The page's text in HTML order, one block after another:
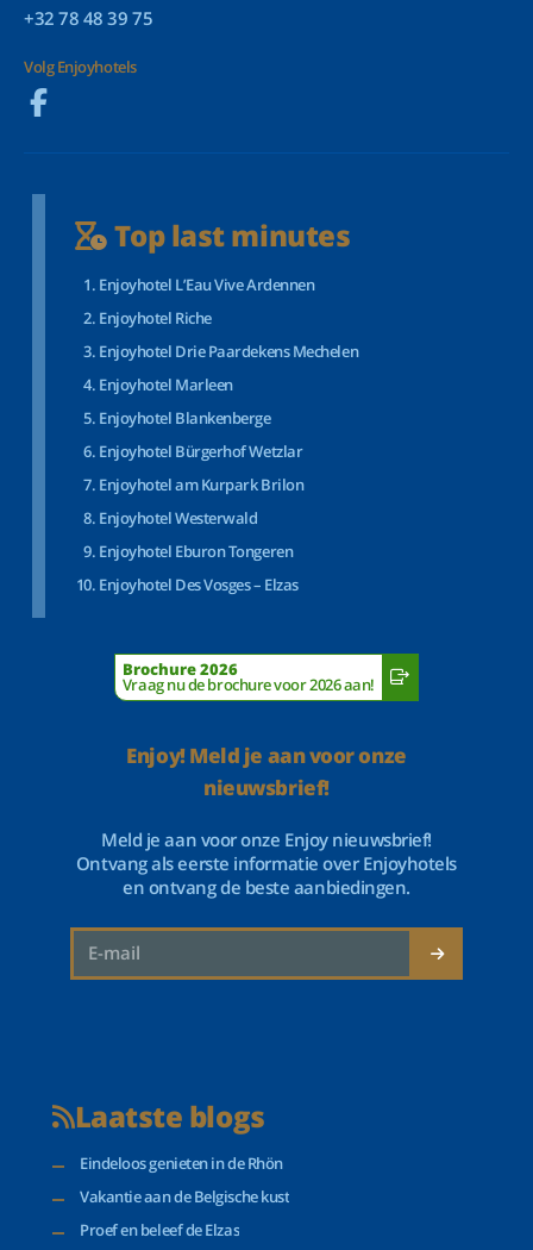
+32 78 48 39 75
Volg Enjoyhotels
Top last minutes
Enjoyhotel L’Eau Vive Ardennen
Enjoyhotel Riche
Enjoyhotel Drie Paardekens Mechelen
Enjoyhotel Marleen
Enjoyhotel Blankenberge
Enjoyhotel Bürgerhof Wetzlar
Enjoyhotel am Kurpark Brilon
Enjoyhotel Westerwald
Enjoyhotel Eburon Tongeren
Enjoyhotel Des Vosges – Elzas
Brochure 2026
Vraag nu de brochure voor 2026 aan!
Enjoy! Meld je aan voor onze
nieuwsbrief!
Meld je aan voor onze Enjoy nieuwsbrief!
Ontvang als eerste informatie over Enjoyhotels
en ontvang de beste aanbiedingen.
Laatste blogs
Eindeloos genieten in de Rhön
Vakantie aan de Belgische kust
Proef en beleef de Elzas